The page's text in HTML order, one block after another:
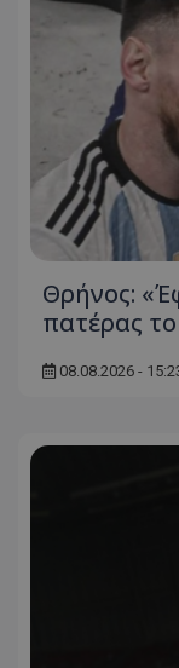
Θρήνος:
πατέρας
08.08.2026 -